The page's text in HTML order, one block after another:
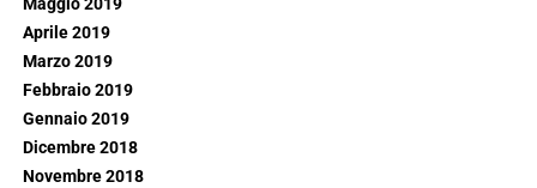
Maggio 2019
Aprile 2019
Marzo 2019
Febbraio 2019
Gennaio 2019
Dicembre 2018
Novembre 2018